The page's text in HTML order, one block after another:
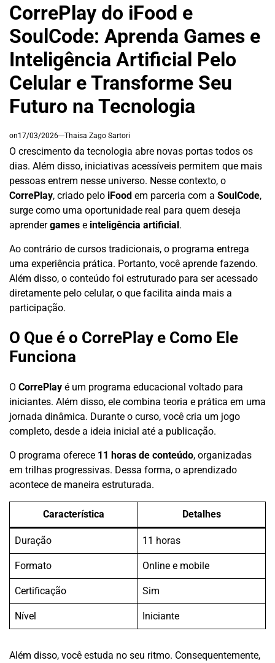
CorrePlay do iFood e
SoulCode: Aprenda Games e
Inteligência Artificial Pelo
Celular e Transforme Seu
Futuro na Tecnologia
on17/03/2026 Thaisa Zago Sartori
O crescimento da tecnologia abre novas portas todos os
dias. Além disso, iniciativas acessíveis permitem que mais
pessoas entrem nesse universo. Nesse contexto, o
CorrePlay, criado pelo iFood em parceria com a SoulCode,
surge como uma oportunidade real para quem deseja
aprendergames e inteligência artificial.
Ao contrário de cursos tradicionais, o programa entrega
uma experiência prática. Portanto, você aprende fazendo.
Além disso, o conteúdo foi estruturado para ser acessado
diretamente pelo celular, o que facilita ainda mais a
participação.
O Que é o CorrePlay e Como Ele
Funciona
O CorrePlay é um programa educacional voltado para
iniciantes. Além disso, ele combina teoria e prática em uma
jornada dinâmica. Durante o curso, você cria um jogo
completo, desde a ideia inicial até a publicação.
O programa oferece 11 horas de conteúdo, organizadas
em trilhas progressivas. Dessa forma, o aprendizado
acontece de maneira estruturada.
Característica Detalhes
Duração 11 horas
Formato Online e mobile
Certificação Sim
Nível Iniciante
Além disso, você estuda no seu ritmo. Consequentemente,